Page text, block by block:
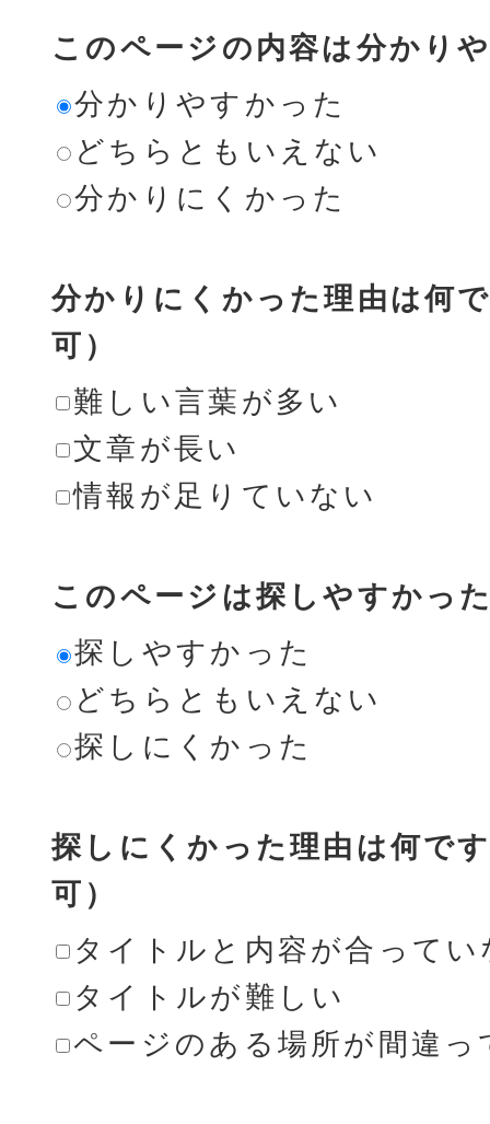
このページの内容は分かり
分かりやすかった
どちらともいえない
分かりにくかった
分かりにくかった理由は何
可）
難しい言葉が多い
文章が長い
情報が足りていない
このページは探しやすかっ
探しやすかった
どちらともいえない
探しにくかった
探しにくかった理由は何で
可）
タイトルと内容が合ってい
タイトルが難しい
ページのある場所が間違っ